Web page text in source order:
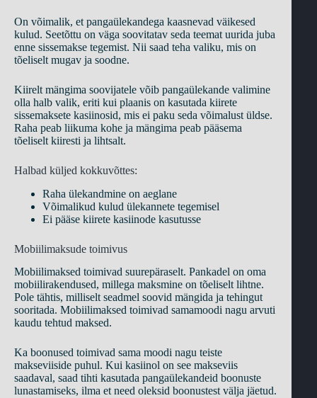
On võimalik, et pangaülekandega kaasnevad väikesed
kulud. Seetõttu on väga soovitatav seda teemat uurida juba
enne sissemakse tegemist. Nii saad teha valiku, mis on
tõeliselt mugav ja soodne.
Kiirelt mängima soovijatele võib pangaülekande valimine
olla halb valik, eriti kui plaanis on kasutada kiirete
sissemaksete kasiinosid, mis ei paku seda võimalust üldse.
Raha peab liikuma kohe ja mängima peab pääsema
tõeliselt kiiresti ja lihtsalt.
Halbad küljed kokkuvõttes:
Raha ülekandmine on aeglane
Võimalikud kulud ülekannete tegemisel
Ei pääse kiirete kasiinode kasutusse
Mobiilimaksude toimivus
Mobiilimaksed toimivad suurepäraselt. Pankadel on oma
mobiilirakendused, millega maksmine on tõeliselt lihtne.
Pole tähtis, milliselt seadmel soovid mängida ja tehingut
sooritada. Mobiilimaksed toimivad samamoodi nagu arvuti
kaudu tehtud maksed.
Ka boonused toimivad sama moodi nagu teiste
makseviiside puhul. Kui kasiinol on see makseviis
saadaval, saad tihti kasutada pangaülekandeid boonuste
lunastamiseks, ilma et need oleksid boonustest välja jäetud.